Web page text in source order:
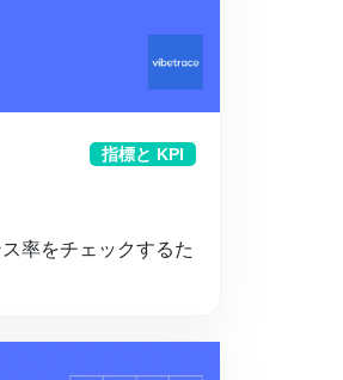
指標と KPI
率をチェックするた